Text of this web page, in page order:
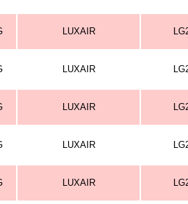
LUXAIR
LUXAIR
LUXAIR
LUXAIR
LUXAIR